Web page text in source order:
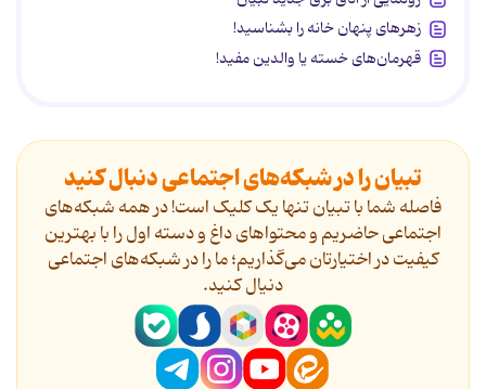
زهرهای پنهان خانه را بشناسید!
قهرمان‌های خسته یا والدین مفید!
تبیان را در شبکه‌های اجتماعی دنبال کنید
فاصله شما با تبیان تنها یک کلیک است! در همه شبکه‌های
اجتماعی حاضریم و محتواهای داغ و دسته اول را با بهترین
کیفیت در اختیارتان می‌گذاریم؛ ما را در شبکه‌های اجتماعی
دنیال کنید.